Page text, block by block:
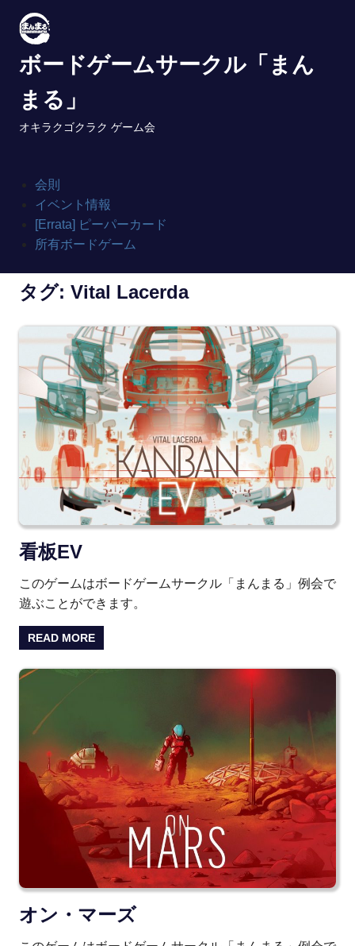
content
ボードゲームサークル「まん
まる」
オキラクゴクラク ゲーム会
会則
イベント情報
[Errata] ピーパーカード
所有ボードゲーム
タグ: Vital Lacerda
看板EV
このゲームはボードゲームサークル「まんまる」例会で
遊ぶことができます。
READ MORE
オン・マーズ